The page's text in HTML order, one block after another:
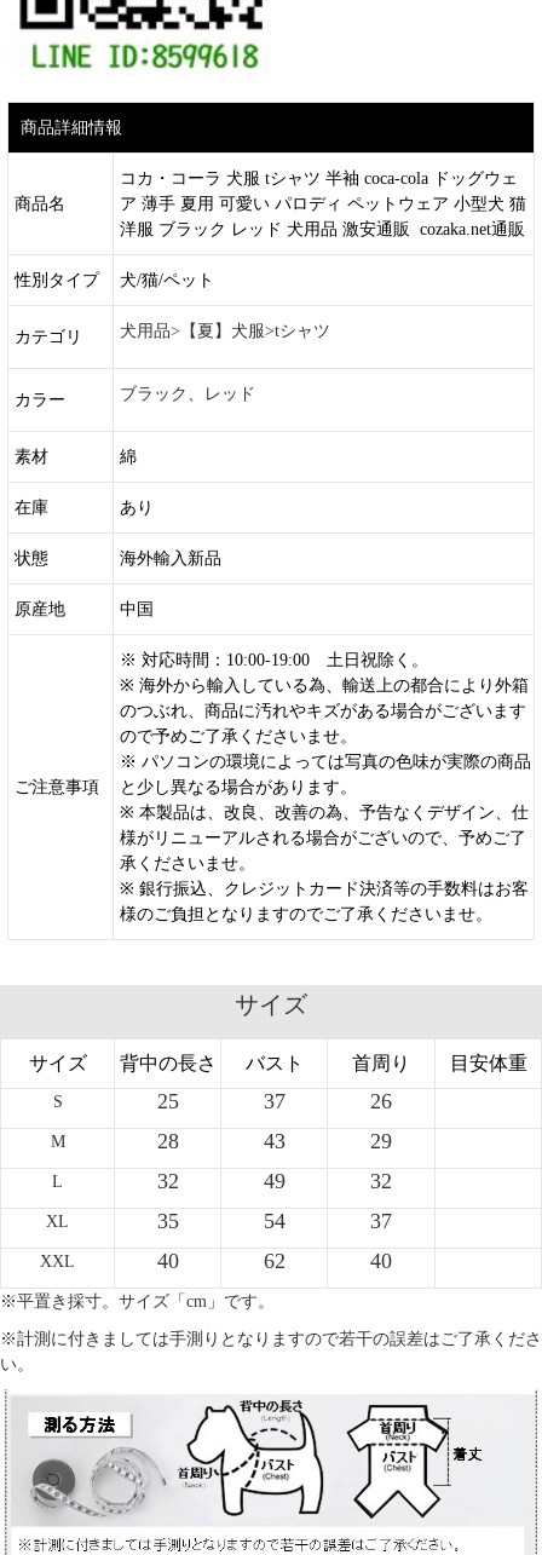
商品詳細情報
商品名
コカ・コーラ 犬服 tシャツ 半袖 coca-cola ドッグウェ
ア 薄手 夏用 可愛い パロディ ペットウェア 小型犬 猫
洋服 ブラック レッド 犬用品 激安通販 cozaka.net通販
性別タイプ 犬/猫/ペット
カテゴリ 犬用品>【夏】犬服>tシャツ
カラー ブラック、レッド
素材 綿
在庫 あり
状態 海外輸入新品
原産地 中国
ご注意事項
※ 対応時間：10:00-19:00 土日祝除く。
※ 海外から輸入している為、輸送上の都合により外箱
のつぶれ、商品に汚れやキズがある場合がございます
ので予めご了承くださいませ。
※ パソコンの環境によっては写真の色味が実際の商品
と少し異なる場合があります。
※ 本製品は、改良、改善の為、予告なくデザイン、仕
様がリニューアルされる場合がございので、予めご了
承くださいませ。
※ 銀行振込、クレジットカード決済等の手数料はお客
様のご負担となりますのでご了承くださいませ。
サイズ
サイズ 背中の長さ バスト 首周り 目安体重
S 25 37 26
M 28 43 29
L 32 49 32
XL 35 54 37
XXL 40 62 40
※平置き採寸。サイズ「cm」です。
※計測に付きましては手測りとなりますので若干の誤差はご了承くださ
い。